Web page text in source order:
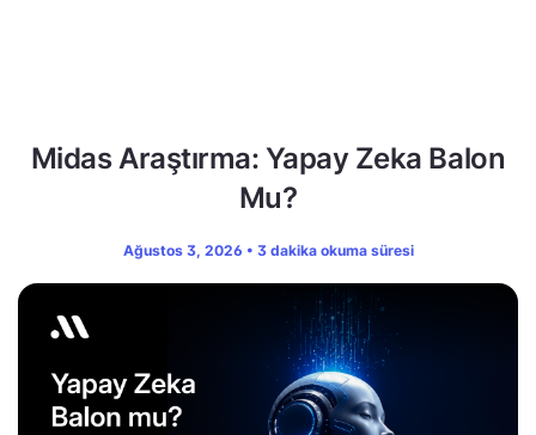
Midas Araştırma: Yapay Zeka Balon
Mu?
Ağustos 3, 2026 • 3 dakika okuma süresi